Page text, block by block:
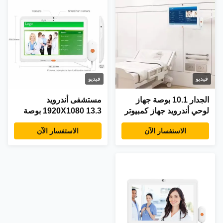
فيديو
الجدار 10.1 بوصة جهاز
لوحي أندرويد جهاز كمبيوتر
الرعاية الطبية الواي فاي
POE 4G LTE الكاميرا
الاستفسار الآن
فيديو
مستشفى أندرويد
1920X1080 13.3 بوصة
الجهاز اللوحي الطبي مع
خدمة مركز الاتصال
الاستفسار الآن